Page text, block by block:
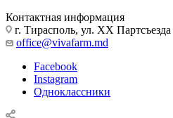
Контактная информация
г. Тирасполь, ул. ХХ
office@vivafarm.md
Facebook
Instagram
Одноклассники